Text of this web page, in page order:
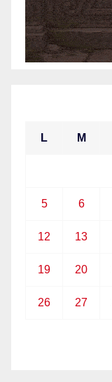
L M
5 6
12 13
19 20
26 27